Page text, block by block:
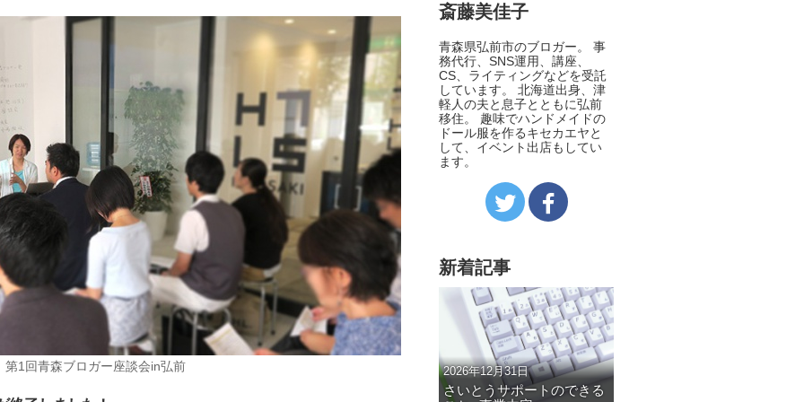
第1回青森ブロガー座談会in弘前
斎藤美佳子
青森県弘前市のブロガー。 事
務代行、SNS運用、講座、
CS、ライティングなどを受託
しています。 北海道出身、津
軽人の夫と息子とともに弘前
移住。 趣味でハンドメイドの
ドール服を作るキセカエヤと
して、イベント出店もしてい
ます。
新着記事
2026年12月31日
さいとうサポートのできる